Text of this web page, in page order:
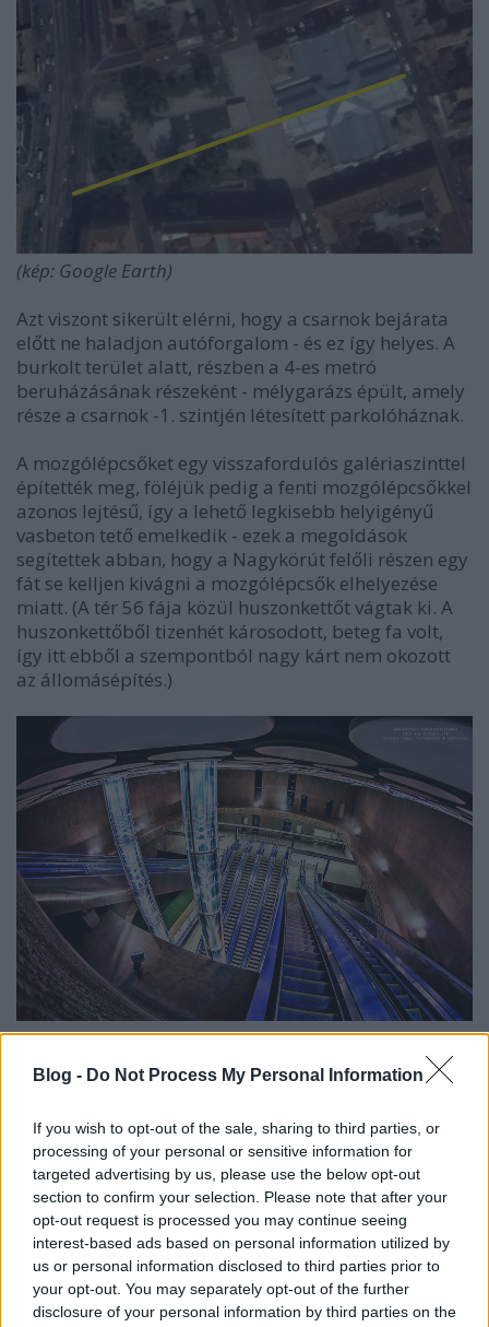
Blog - Do Not Process My Personal Information
If you wish to opt-out of the sale, sharing to third parties, or
processing of your personal or sensitive information for
targeted advertising by us, please use the below opt-out
section to confirm your selection. Please note that after your
opt-out request is processed you may continue seeing
interest-based ads based on personal information utilized by
us or personal information disclosed to third parties prior to
your opt-out. You may separately opt-out of the further
disclosure of your personal information by third parties on the
(kép: Google Earth)
Azt viszont sikerült elérni, hogy a csarnok bejárata
előtt ne haladjon autóforgalom - és ez így helyes. A
burkolt terület alatt, részben a 4-es metró
beruházásának részeként - mélygarázs épült, amely
része a csarnok -1. szintjén létesített parkolóháznak.
A mozgólépcsőket egy visszafordulós galériaszinttel
építették meg, föléjük pedig a fenti mozgólépcsőkkel
azonos lejtésű, így a lehető legkisebb helyigényű
vasbeton tető emelkedik - ezek a megoldások
segítettek abban, hogy a Nagykörút felőli részen egy
fát se kelljen kivágni a mozgólépcsők elhelyezése
miatt. (A tér 56 fája közül huszonkettőt vágtak ki. A
huszonkettőből tizenhét károsodott, beteg fa volt,
így itt ebből a szempontból nagy kárt nem okozott
az állomásépítés.)
(fotó:Rizsavi Tamás)
A hatalmas földnyomást ezen az állomáson nem
két eltérő szélességű és magasságú vasbeton
"körgyűrű" éleibe a Rákócziak hajdani birtokainak
nevét nyomták bele.